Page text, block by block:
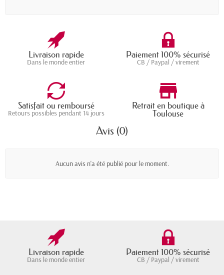
Livraison rapide
Dans le monde entier
Paiement 100% sécurisé
CB / Paypal / virement
Satisfait ou remboursé
Retours possibles pendant 14 jours
Retrait en boutique à
Toulouse
Avis (0)
Aucun avis n'a été publié pour le moment.
Livraison rapide
Dans le monde entier
Paiement 100% sécurisé
CB / Paypal / virement